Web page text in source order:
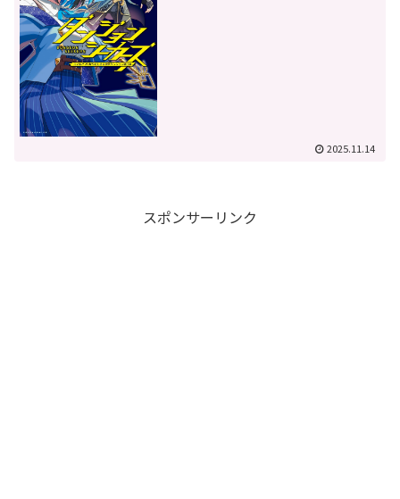
2025.11.14
スポンサーリンク